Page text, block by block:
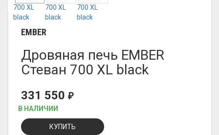
EMBER
Дровяная печь EMBER
Стеван 700 XL black
331 550 ₽
В НАЛИЧИИ
КУПИТЬ